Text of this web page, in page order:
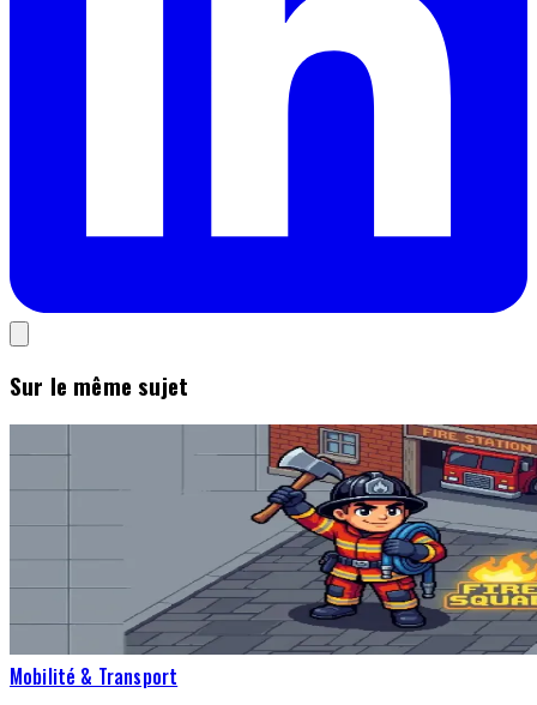
Sur le même sujet
Mobilité & Transport